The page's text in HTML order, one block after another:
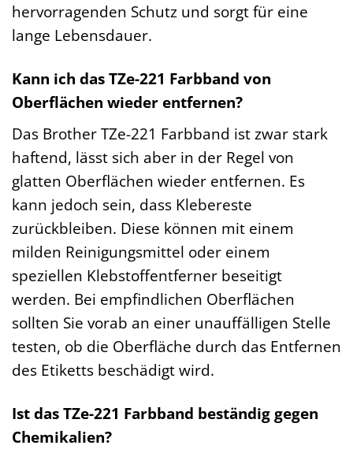
hervorragenden Schutz und sorgt für eine
lange Lebensdauer.
Kann ich das TZe-221 Farbband von
Oberflächen wieder entfernen?
Das Brother TZe-221 Farbband ist zwar stark
haftend, lässt sich aber in der Regel von
glatten Oberflächen wieder entfernen. Es
kann jedoch sein, dass Klebereste
zurückbleiben. Diese können mit einem
milden Reinigungsmittel oder einem
speziellen Klebstoffentferner beseitigt
werden. Bei empfindlichen Oberflächen
sollten Sie vorab an einer unauffälligen Stelle
testen, ob die Oberfläche durch das Entfernen
des Etiketts beschädigt wird.
Ist das TZe-221 Farbband beständig gegen
Chemikalien?